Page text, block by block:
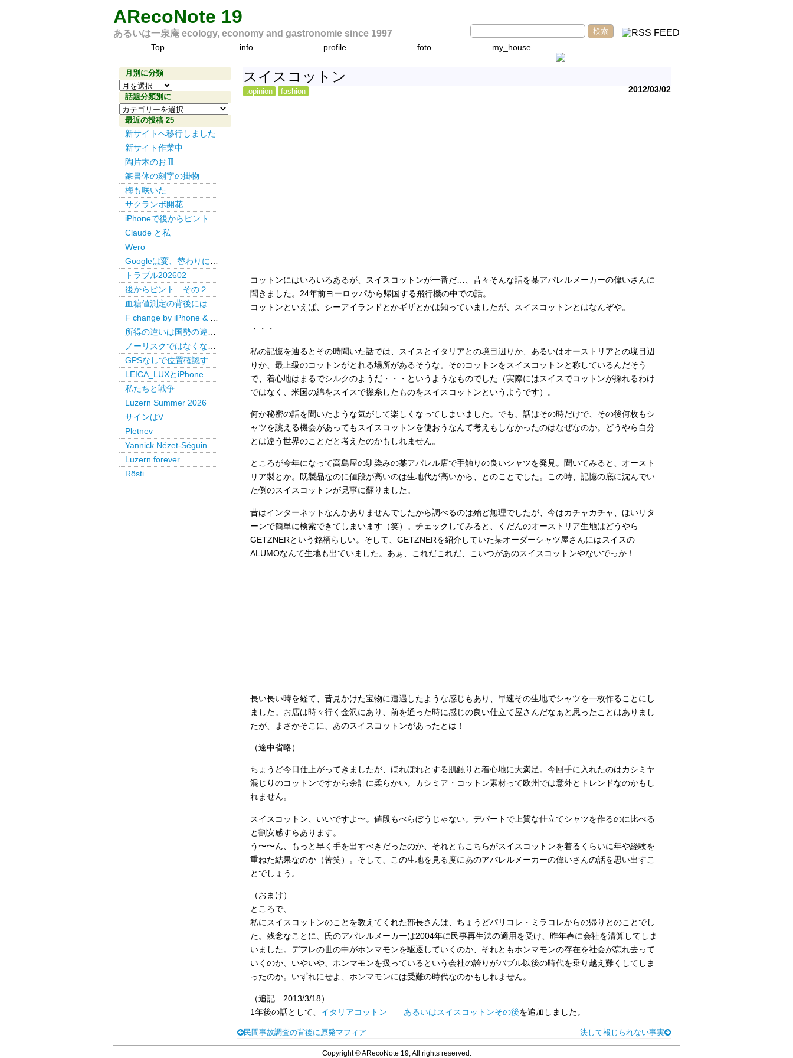
ARecoNote 19
あるいは一泉庵 ecology, economy and gastronomie since 1997
Top info profile .foto my_house
スイスコットン
2012/03/02
.opinion fashion
コットンにはいろいろあるが、スイスコットンが一番だ…、昔々そんな話を某アパレルメーカーの偉いさんに
聞きました。24年前ヨーロッパから帰国する飛行機の中での話。
コットンといえば、シーアイランドとかギザとかは知っていましたが、スイスコットンとはなんぞや。
・・・
私の記憶を辿るとその時聞いた話では、スイスとイタリアとの境目辺りか、あるいはオーストリアとの境目辺
りか、最上級のコットンがとれる場所があるそうな。そのコットンをスイスコットンと称しているんだそう
で、着心地はまるでシルクのようだ・・・というようなものでした（実際にはスイスでコットンが採れるわけ
ではなく、米国の綿をスイスで撚糸したものをスイスコットンというようです）。
何か秘密の話を聞いたような気がして楽しくなってしまいました。でも、話はその時だけで、その後何枚もシ
ャツを誂える機会があってもスイスコットンを使おうなんて考えもしなかったのはなぜなのか。どうやら自分
とは違う世界のことだと考えたのかもしれません。
ところが今年になって高島屋の馴染みの某アパレル店で手触りの良いシャツを発見。聞いてみると、オースト
リア製とか。既製品なのに値段が高いのは生地代が高いから、とのことでした。この時、記憶の底に沈んでい
た例のスイスコットンが見事に蘇りました。
昔はインターネットなんかありませんでしたから調べるのは殆ど無理でしたが、今はカチャカチャ、ほいリタ
ーンで簡単に検索できてしまいます（笑）。チェックしてみると、くだんのオーストリア生地はどうやら
GETZNERという銘柄らしい。そして、GETZNERを紹介していた某オーダーシャツ屋さんにはスイスの
ALUMOなんて生地も出ていました。あぁ、これだこれだ、こいつがあのスイスコットンやないでっか！
長い長い時を経て、昔見かけた宝物に遭遇したような感じもあり、早速その生地でシャツを一枚作ることにし
ました。お店は時々行く金沢にあり、前を通った時に感じの良い仕立て屋さんだなぁと思ったことはありまし
たが、まさかそこに、あのスイスコットンがあったとは！
（途中省略）
ちょうど今日仕上がってきましたが、ほれぼれとする肌触りと着心地に大満足。今回手に入れたのはカシミヤ
混じりのコットンですから余計に柔らかい。カシミア・コットン素材って欧州では意外とトレンドなのかもし
れません。
スイスコットン、いいですよ〜。値段もべらぼうじゃない。デパートで上質な仕立てシャツを作るのに比べる
と割安感すらあります。
う〜〜ん、もっと早く手を出すべきだったのか、それともこちらがスイスコットンを着るくらいに年や経験を
重ねた結果なのか（苦笑）。そして、この生地を見る度にあのアパレルメーカーの偉いさんの話を思い出すこ
とでしょう。
（おまけ）
ところで、
私にスイスコットンのことを教えてくれた部長さんは、ちょうどパリコレ・ミラコレからの帰りとのことでし
た。残念なことに、氏のアパレルメーカーは2004年に民事再生法の適用を受け、昨年春に会社を清算してしま
いました。デフレの世の中がホンマモンを駆逐していくのか、それともホンマモンの存在を社会が忘れ去って
いくのか、いやいや、ホンマモンを扱っているという会社の誇りがバブル以後の時代を乗り越え難くしてしま
ったのか。いずれにせよ、ホンマモンには受難の時代なのかもしれません。
（追記 2013/3/18）
1年後の話として、 イタリアコットン あるいはスイスコットンその後を追加しました。
民間事故調査の背後に原発マフィア 決して報じられない事実
月別に分類
月
別
に
分
類
話題分類別に
話
題
分
類
別
に
最近の投稿 25
新サイトへ移行しました
新サイト作業中
陶片木のお皿
篆書体の刻字の掛物
梅も咲いた
サクランボ開花
Claude と私
Wero
トラブル202602
後からピント その２
私たちと戦争
Luzern Summer 2026
サインはV
Pletnev
Luzern forever
Rösti
Copyright © ARecoNote 19, All rights reserved.